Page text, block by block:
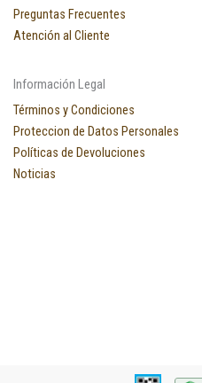
Preguntas Frecuentes
Atención al Cliente
Información Legal
Términos y Condiciones
Proteccion de Datos Personales
Políticas de Devoluciones
Noticias